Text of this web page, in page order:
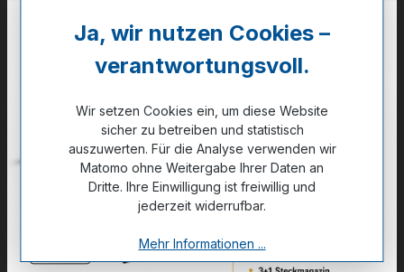
❌ Nicht auf Lager
Registrieren Sie sich jetzt.
Zum Merkzettel hinzufügen
Technische Daten
Ja, wir nutzen Cookies –
verantwortungsvoll.
Wir setzen Cookies ein, um diese Website
sicher zu betreiben und statistisch
auszuwerten. Für die Analyse verwenden wir
Matomo ohne Weitergabe Ihrer Daten an
Dritte. Ihre Einwilligung ist freiwillig und
jederzeit widerrufbar.
Mehr Informationen ...